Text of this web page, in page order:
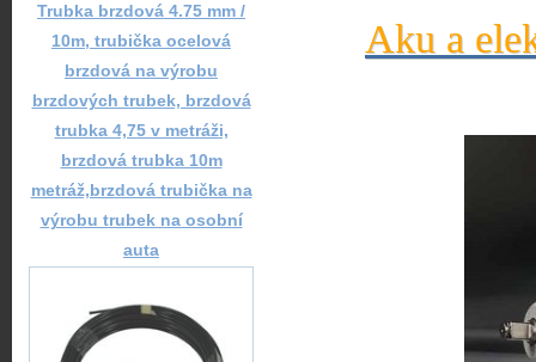
Aku a
Trubka brzdová 4.75 mm /
10m, trubička ocelová
brzdová na výrobu
brzdových trubek, brzdová
trubka 4,75 v metráži,
brzdová trubka 10m
metráž,brzdová trubička na
výrobu trubek na osobní
auta